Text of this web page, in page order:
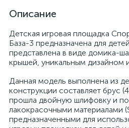
Описание
Детская игровая площадка
База-3 предназначена для
представлена в виде домика-
крышей, уникальным дизайном
Данная модель выполнена из
конструкции составляет брус
прошла двойную шлифовку и
лакокрасочными материалами
предназначенными для